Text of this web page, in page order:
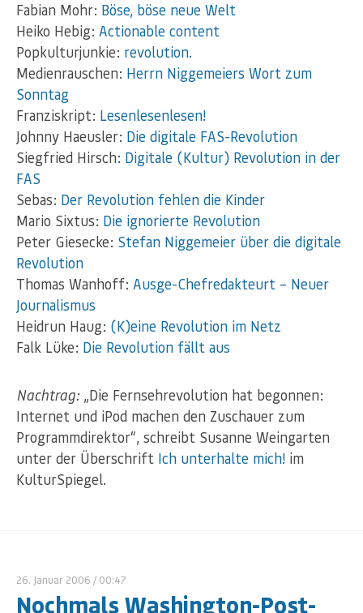
Fabian Mohr: Böse, böse neue Welt
Heiko Hebig: Actionable content
Popkulturjunkie: revolution.
Medienrauschen: Herrn Niggemeiers Wort zum
Sonntag
Franziskript: Lesenlesenlesen!
Johnny Haeusler: Die digitale FAS-Revolution
Siegfried Hirsch: Digitale (Kultur) Revolution in der
FAS
Sebas: Der Revolution fehlen die Kinder
Mario Sixtus: Die ignorierte Revolution
Peter Giesecke: Stefan Niggemeier über die digitale
Revolution
Thomas Wanhoff: Ausge-Chefredakteurt – Neuer
Journalismus
Heidrun Haug: (K)eine Revolution im Netz
Falk Lüke: Die Revolution fällt aus
Nachtrag: „Die Fernsehrevolution hat begonnen:
Internet und iPod machen den Zuschauer zum
Programmdirektor“, schreibt Susanne Weingarten
unter der Überschrift Ich unterhalte mich! im
KulturSpiegel.
26. Januar 2006 / 00:47
Nochmals Washington-Post-